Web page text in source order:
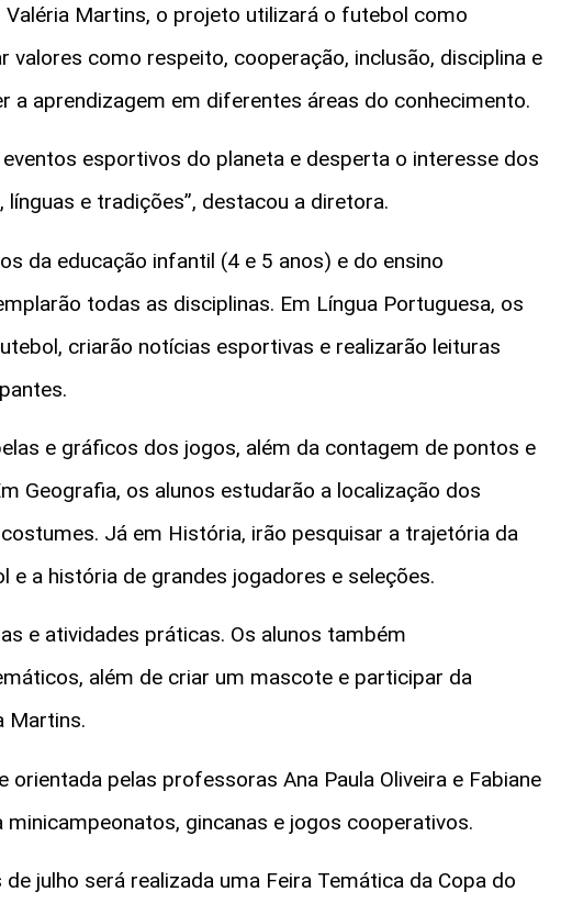
Martins, o projeto utilizará o futebol como
como respeito, cooperação, inclusão, disciplina e
a aprendizagem em diferentes áreas do conhecimento.
esportivos do planeta e desperta o interesse dos
e tradições”, destacou a diretora.
da educação infantil (4 e 5 anos) e do ensino
todas as disciplinas. Em Língua Portuguesa, os
criarão notícias esportivas e realizarão leituras
e gráficos dos jogos, além da contagem de pontos e
Geografia, os alunos estudarão a localização dos
Já em História, irão pesquisar a trajetória da
e a história de grandes jogadores e seleções.
e atividades práticas. Os alunos também
além de criar um mascote e participar da
Martins.
orientada pelas professoras Ana Paula Oliveira e Fabiane
gincanas e jogos cooperativos.
julho será realizada uma Feira Temática da Copa do